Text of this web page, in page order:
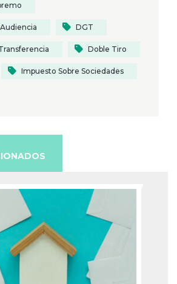
DGT
Doble Tiro
Impuesto Sobre Sociedades